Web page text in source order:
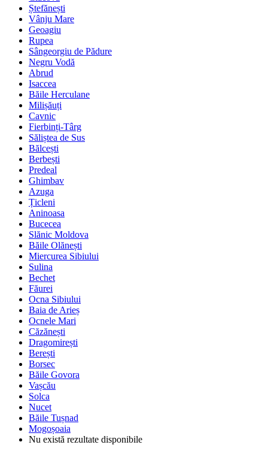
Ștefănești
Vânju Mare
Geoagiu
Rupea
Sângeorgiu de Pădure
Negru Vodă
Abrud
Isaccea
Băile Herculane
Milișăuți
Cavnic
Fierbinți-Târg
Săliștea de Sus
Bălcești
Berbești
Predeal
Ghimbav
Azuga
Țicleni
Aninoasa
Bucecea
Slănic Moldova
Băile Olănești
Miercurea Sibiului
Sulina
Bechet
Făurei
Ocna Sibiului
Baia de Arieș
Ocnele Mari
Căzănești
Dragomirești
Berești
Borsec
Băile Govora
Vașcău
Solca
Nucet
Băile Tușnad
Mogoșoaia
Nu există rezultate disponibile